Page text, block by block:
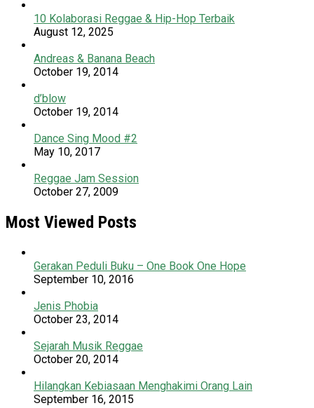
10 Kolaborasi Reggae & Hip-Hop Terbaik
August 12, 2025
Andreas & Banana Beach
October 19, 2014
d’blow
October 19, 2014
Dance Sing Mood #2
May 10, 2017
Reggae Jam Session
October 27, 2009
Most Viewed Posts
Gerakan Peduli Buku – One Book One Hope
September 10, 2016
Jenis Phobia
October 23, 2014
Sejarah Musik Reggae
October 20, 2014
Hilangkan Kebiasaan Menghakimi Orang Lain
September 16, 2015